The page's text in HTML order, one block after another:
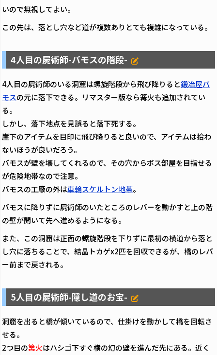
いので無視してよい。
この先は、落とし穴など道が複数ありとても複雑になっている。
4人目の屍術師-バモスの階段-
4人目の屍術師のいる洞窟は螺旋階段から飛び降りると鍛冶屋バ
モスの元に落下できる。リマスター版なら篝火も追加されてい
る。
しかし、落下地点を見誤ると落下死する。
崖下のアイテムを目印に飛び降りると良いので、アイテムは拾わ
ないほうが良いだろう。
バモスが壁を壊してくれるので、その穴からボス部屋を目指せる
が危険地帯なので注意。
バモスの工廠の外は車輪スケルトン地帯。
バモスに降りずに屍術師のいたところのレバーを動かすと上の階
の壁が開いて先へ進めるようになる。
また、この洞窟は正面の螺旋階段を下りずに最初の横道から落と
し穴に落ちることで、結晶トカゲx2匹を回収できるが、橋のレバ
ー前まで戻される。
5人目の屍術師-隠し道のお宝-
洞窟を出ると橋が傾いているので、仕掛けを動かして橋を回転さ
せる。
2つ目の篝火はハシゴ下すぐ横の幻の壁を進んだ先にある。近く